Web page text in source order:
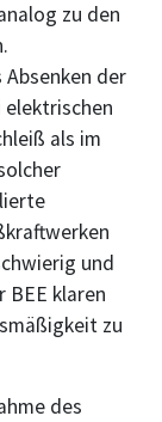
zu den
der
elektrischen
als im
und
klaren
zu
des